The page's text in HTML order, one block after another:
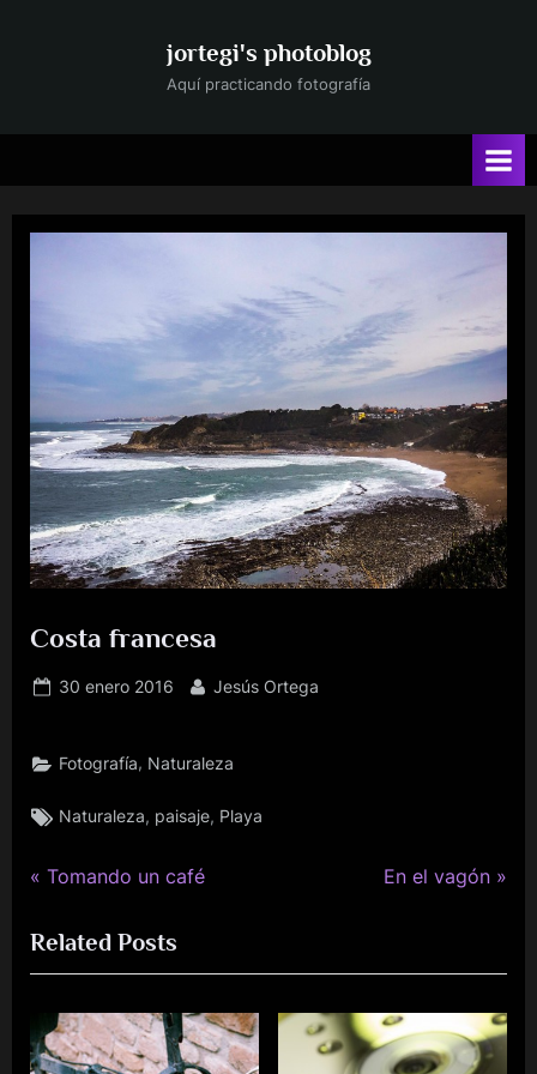
jortegi's photoblog
Aquí practicando fotografía
Costa francesa
Publicado
30 enero 2016 Por
Jesús Ortega
Fotografía, Naturaleza
Etiquetas:
Naturaleza, paisaje, Playa
Navegación
de
entradas
P
e
v
o
Tomando un café
N
t
P
o
En el vagón
Related Posts